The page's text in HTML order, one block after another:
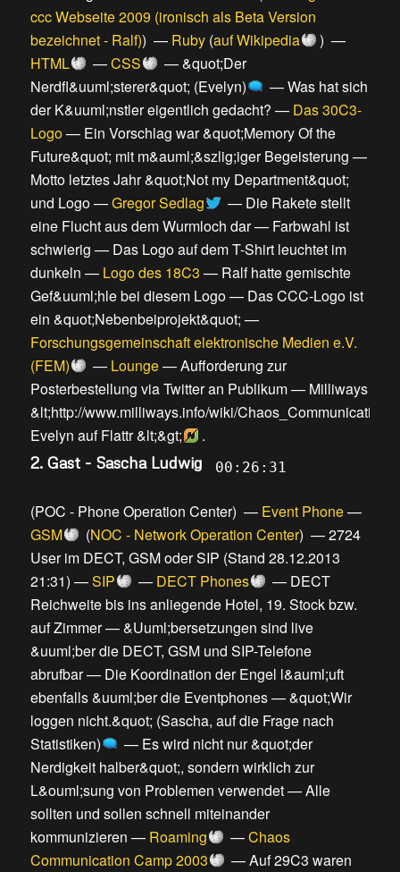
ccc Webseite 2009 (ironisch als Beta Version
bezeichnet - Ralf)) — Ruby(auf Wikipedia
) —
HTML
—CSS —&quot;Der
Nerdfl&uuml;sterer&quot; (Evelyn)
—Was hat sich
der K&uuml;nstler eigentlich gedacht? — Das 30C3-
Logo— Ein Vorschlag war &quot;Memory Of the
Future&quot; mit m&auml;&szlig;iger Begeisterung —
Motto letztes Jahr &quot;Not my Department&quot;
und Logo—Gregor Sedlag — Die Rakete stellt
eine Flucht aus dem Wurmloch dar— Farbwahl ist
schwierig — Das Logo auf dem T-Shirt leuchtet im
dunkeln — Logo des 18C3 — Ralf hatte gemischte
Gef&uuml;hle bei diesem Logo— Das CCC-Logo ist
ein &quot;Nebenbeiprojekt&quot; —
Forschungsgemeinschaft elektronische Medien e.V.
(FEM)
— Lounge—Aufforderung zur
Posterbestellung via Twitter an Publikum— Milliways
&lt;http://www.milliways.info/wiki/
Evelyn auf Flattr &lt;&gt;
.
2. Gast - Sascha Ludwig 00:26:31
(POC - Phone Operation Center) — Event Phone—
GSM
(NOC - Network Operation Center) —2724
User im DECT, GSM oder SIP (Stand 28.12.2013
21:31) —SIP — DECT Phones — DECT
Reichweite bis ins anliegende Hotel, 19. Stock bzw.
auf Zimmer—&Uuml;bersetzungen sind live
&uuml;ber die DECT, GSM und SIP-Telefone
abrufbar— Die Koordination der Engel l&auml;uft
ebenfalls &uuml;ber die Eventphones—&quot;Wir
loggen nicht.&quot; (Sascha, auf die Frage nach
Statistiken)
— Es wird nicht nur &quot;der
Nerdigkeit halber&quot;, sondern wirklich zur
L&ouml;sung von Problemen verwendet—Alle
sollten und sollen schnell miteinander
kommunizieren — Roaming —Chaos
Communication Camp 2003
—Auf 29C3 waren